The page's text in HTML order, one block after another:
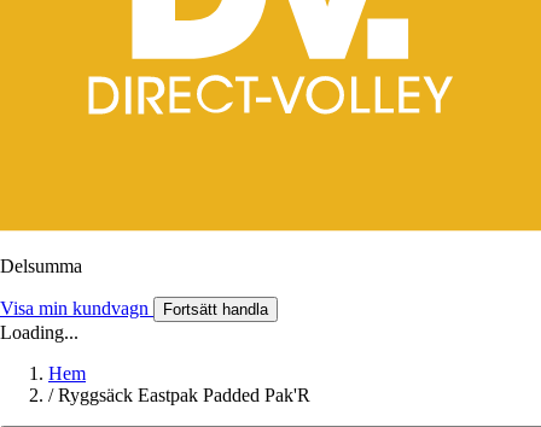
Delsumma
Visa min kundvagn Fortsätt handla
Loading...
Hem
/ Ryggsäck Eastpak Padded Pak'R